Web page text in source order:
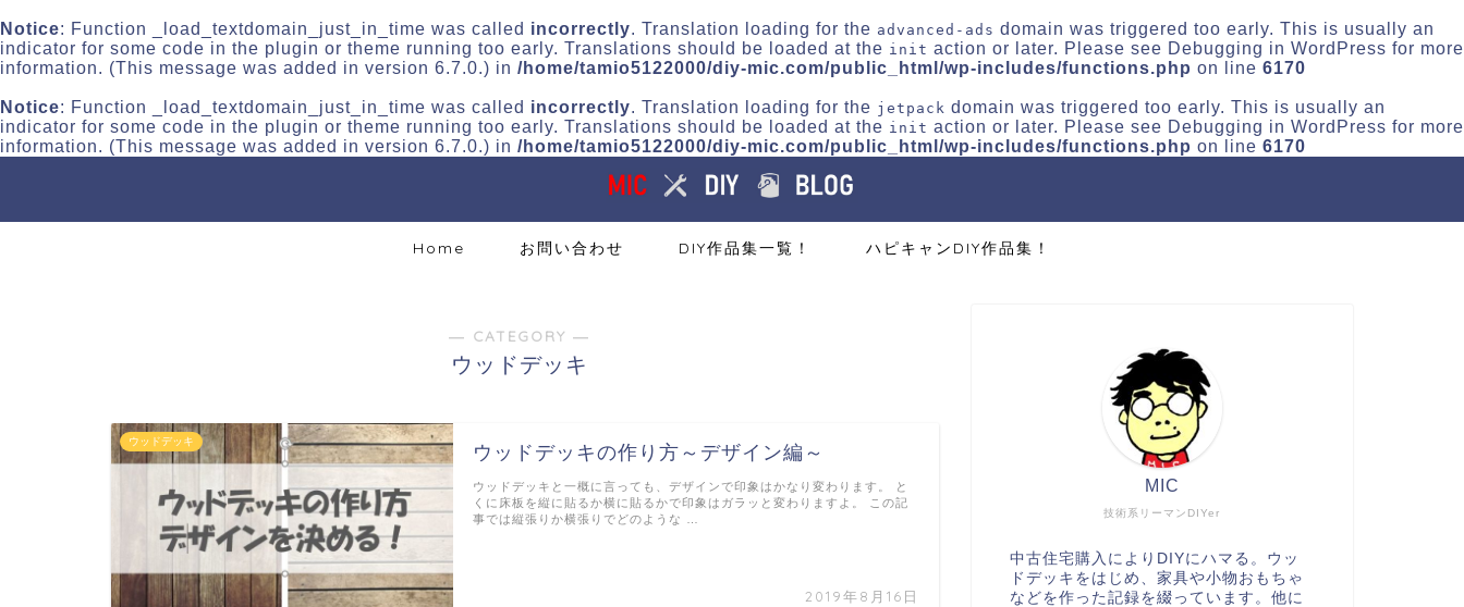
Notice: Function _load_textdomain_just_in_time was called incorrectly. Translation loading for the advanced-ads domain was triggered too early. This is usually an
indicator for some code in the plugin or theme running too early. Translations should be loaded at the init action or later. Please see Debugging in WordPress for more
information. (This message was added in version 6.7.0.) in /home/tamio5122000/diy-mic.com/public_html/wp-includes/functions.php on line 6170
Notice: Function _load_textdomain_just_in_time was called incorrectly. Translation loading for the jetpack domain was triggered too early. This is usually an
indicator for some code in the plugin or theme running too early. Translations should be loaded at the init action or later. Please see Debugging in WordPress for more
information. (This message was added in version 6.7.0.) in /home/tamio5122000/diy-mic.com/public_html/wp-includes/functions.php on line 6170
Home お問い合わせ DIY作品集一覧！ ハピキャンDIY作品集！
― CATEGORY ―
ウッドデッキ
ウッドデッキ
ウッドデッキの作り方～デザイン編～
2019年8月16日
ウッドデッキと一概に言っても、デザインで印象はかなり変わります。 と
くに床板を縦に貼るか横に貼るかで印象はガラッと変わりますよ。 この記
事では縦張りか横張りでどのような …
技術系リーマンDIYer
MIC
中古住宅購入によりDIYにハマる。ウッ
ドデッキをはじめ、家具や小物おもちゃ
などを作った記録を綴っています。他に